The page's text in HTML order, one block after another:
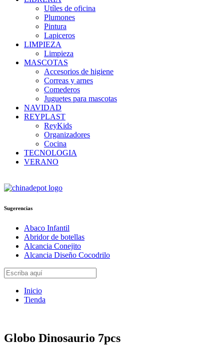
Utíles de oficina
Plumones
Pintura
Lapiceros
LIMPIEZA
Limpieza
MASCOTAS
Accesorios de higiene
Correas y arnes
Comederos
Juguetes para mascotas
NAVIDAD
REYPLAST
ReyKids
Organizadores
Cocina
TECNOLOGIA
VERANO
Sugerencias
Abaco Infantil
Abridor de botellas
Alcancia Conejito
Alcancia Diseño Cocodrilo
Inicio
Tienda
Globo Dinosaurio 7pcs